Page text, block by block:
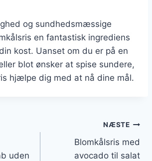
og sundhedsmæssige
en fantastisk ingrediens
kost. Uanset om du er på en
blot ønsker at spise sundere,
hjælpe dig med at nå dine mål.
uden
NÆSTE
Blomkålsris med
avocado til salat